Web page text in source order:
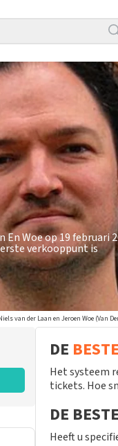
En Woe op 19 februari
verkooppunt is
van der Laan en Jeroen Woe (Van
DE BESTE
Het systeem
tickets. Hoe
DE BESTE
Heeft u